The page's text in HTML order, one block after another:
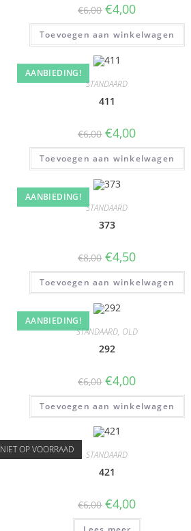
€6,00 €4,00
Toevoegen aan winkelwagen
AANBIEDING!
STANDAARD
411
€6,00 €4,00
Toevoegen aan winkelwagen
AANBIEDING!
STANDAARD
373
€8,00 €4,50
Toevoegen aan winkelwagen
AANBIEDING!
STANDAARD, OLD
292
€6,00 €4,00
Toevoegen aan winkelwagen
NIET OP VOORRAAD STANDAARD
421
€6,00 €4,00